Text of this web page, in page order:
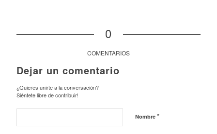
0
COMENTARIOS
Dejar un comentario
¿Quieres unirte a la conversación?
Siéntete libre de contribuir!
Nombre *